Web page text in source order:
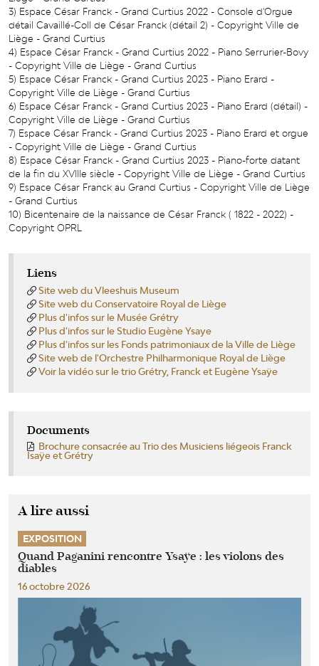
3) Espace César Franck - Grand Curtius 2022 - Console d'Orgue
détail Cavaillé-Coll de César Franck (détail 2) - Copyright Ville de
Liège - Grand Curtius
4) Espace César Franck - Grand Curtius 2022 - Piano Serrurier-Bovy
- Copyright Ville de Liège - Grand Curtius
5) Espace César Franck - Grand Curtius 2023 - Piano Erard -
Copyright Ville de Liège - Grand Curtius
6) Espace César Franck - Grand Curtius 2023 - Piano Erard (détail) -
Copyright Ville de Liège - Grand Curtius
7) Espace César Franck - Grand Curtius 2023 - Piano Erard et orgue
- Copyright Ville de Liège - Grand Curtius
8) Espace César Franck - Grand Curtius 2023 - Piano-forte datant
de la fin du XVIIIe siècle - Copyright Ville de Liège - Grand Curtius
9) Espace César Franck au Grand Curtius - Copyright Ville de Liège
- Grand Curtius
10) Bicentenaire de la naissance de César Franck ( 1822 - 2022) -
Copyright OPRL
Liens
Site web du Vleeshuis Museum
Site web du Conservatoire Royal de Liège
Plus d'infos sur le Musée Grétry
Plus d'infos sur le Studio Eugène Ysaye
Plus d'infos sur les Fonds patrimoniaux de la Ville de Liège
Site web de l'Orchestre Philharmonique Royal de Liège
Voir la vidéo sur le trio Grétry, Franck et Eugène Ysaÿe
Documents
Brochure consacrée au Trio des Musiciens liégeois Franck
Isaÿe et Grétry
A lire aussi
EXPOSITION
Quand Paganini rencontre Ysaÿe : les violons des
diables
16 octobre 2026